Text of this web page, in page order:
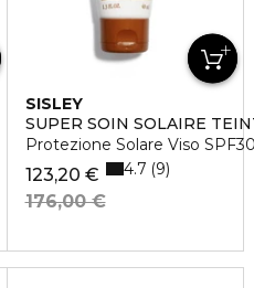
SISLEY
SUPER SOIN SOLAIRE
Protezione Solare Viso
123,20 €
176,00 €
4.7 9